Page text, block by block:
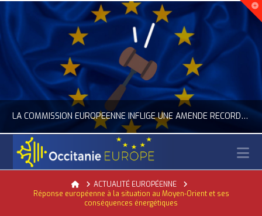
LA COMMISSION EUROPÉENNE INFLIGE UNE AMENDE RECORD À GOOGLE
ACTUALITÉ DE L'UNION EUROPÉENNE, ACTUALITÉ DE LA REPRÉSENTATION D’OCCITANIE EUROPE, NUMÉRIQUE- DIGITAL
HomeACTUALITÉ EUROPÉENNE
Réponse européenne à la situation au Moyen-Orient et ses
conséquences énergétiques